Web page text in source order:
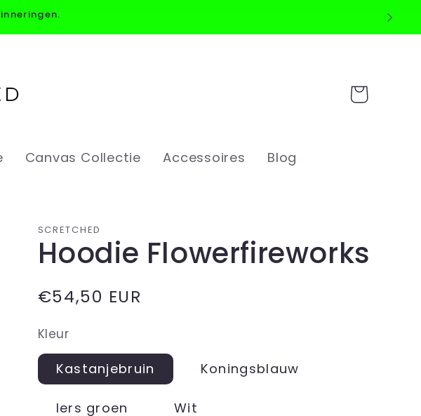
Canvas Collectie Accessoires Blog
Winkelwagen
SCRETCHED
Hoodie Flowerfireworks
Normale
€54,50 EUR
Kleur
Kastanjebruin Koningsblauw
Iers groen Wit